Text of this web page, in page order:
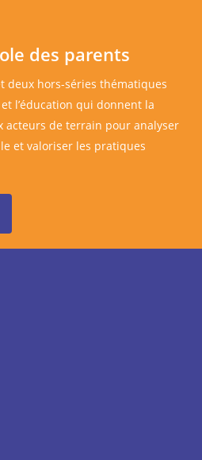
des parents
deux hors-séries thématiques
l’éducation qui donnent la
acteurs de terrain pour analyser
et valoriser les pratiques